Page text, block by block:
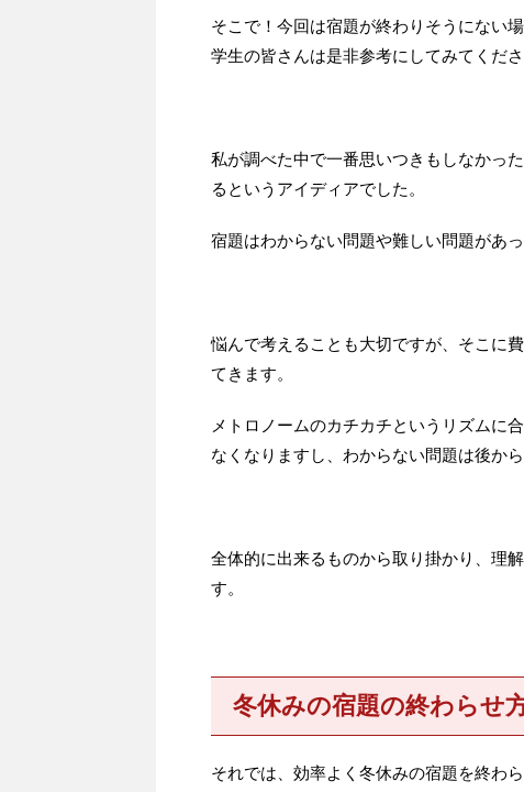
そこで！今回は宿題が終わりそうにない
学生の皆さんは是非参考にしてみてくださ
私が調べた中で一番思いつきもしなかっ
るというアイディアでした。
宿題はわからない問題や難しい問題があ
悩んで考えることも大切ですが、そこに
てきます。
メトロノームのカチカチというリズムに
なくなりますし、わからない問題は後か
全体的に出来るものから取り掛かり、理
す。
冬休みの宿題の終わらせ
それでは、効率よく冬休みの宿題を終わ